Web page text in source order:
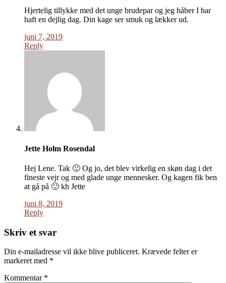
Hjertelig tillykke med det unge brudepar og jeg håber I har
haft en dejlig dag. Din kage ser smuk og lækker ud.
juni 7, 2019
Reply
Jette Holm Rosendal
Hej Lene. Tak 🙂 Og jo, det blev virkelig en skøn dag i det
fineste vejr og med glade unge mennesker. Og kagen fik ben
at gå på 🙂 kh Jette
juni 8, 2019
Reply
Skriv et svar
Din e-mailadresse vil ikke blive publiceret. Krævede felter er
markeret med *
Kommentar *